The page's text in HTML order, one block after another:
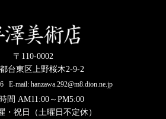
〒110-0002
台東区上野桜木2-9-2
E-mail: hanzawa.292@m8.dion.ne.jp
間 AM11:00～PM5:00
・祝日（土曜日不定休）